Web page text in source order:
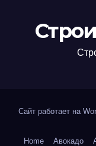
Сайт работает на
Home Авокадо